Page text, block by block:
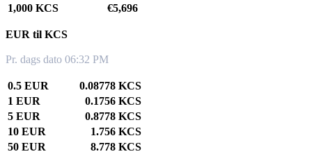
1,000 KCS
€5,696
EUR til KCS
Pr. dags dato 06:32 PM
0.5 EUR
0.08778 KCS
1 EUR
0.1756 KCS
5 EUR
0.8778 KCS
10 EUR
1.756 KCS
50 EUR
8.778 KCS